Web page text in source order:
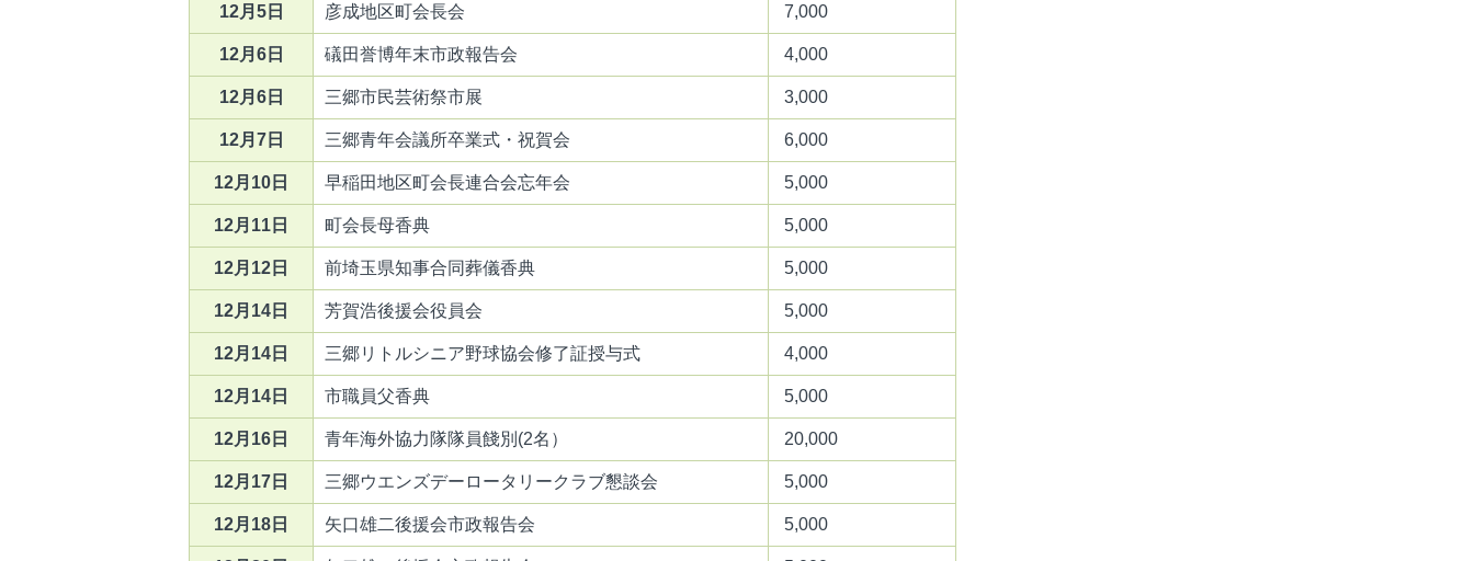
12月5日 彦成地区町会長会 7,000
12月6日 礒田誉博年末市政報告会 4,000
12月6日 三郷市民芸術祭市展 3,000
12月7日 三郷青年会議所卒業式・祝賀会 6,000
12月10日 早稲田地区町会長連合会忘年会 5,000
12月11日 町会長母香典 5,000
12月12日 前埼玉県知事合同葬儀香典 5,000
12月14日 芳賀浩後援会役員会 5,000
12月14日 三郷リトルシニア野球協会修了証授与式 4,000
12月14日 市職員父香典 5,000
12月16日 青年海外協力隊隊員餞別(2名） 20,000
12月17日 三郷ウエンズデーロータリークラブ懇談会 5,000
12月18日 矢口雄二後援会市政報告会 5,000